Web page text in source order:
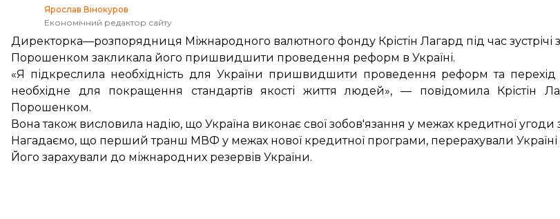
Ярослав Вінокуров
Економічний редактор сайту
Директорка—розпорядниця Міжнародного валютного фонду Крістін Лагард під час
Порошенком закликала його пришвидшити проведення реформ в Україні.
«Я підкреслила необхідність для України пришвидшити проведення реформ та перехід
необхідне для покращення стандартів якості життя людей», — повідомила Крістін
Порошенком.
Вона також висловила надію, що Україна виконає свої зобов'язання у межах кредитної
Нагадаємо, що перший транш МВФ у межах нової кредитної програми, перерахували Україні
Його зарахували до міжнародних резервів України.